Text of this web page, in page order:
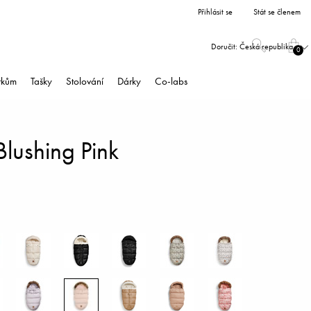
Přihlásit se Stát se členem
Doručit: Česká republika 0
Tašky Stolování Dárky Co-labs
Pink